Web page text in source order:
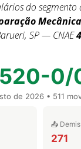
do segmento
SP — CNAE
0/
de 2026 • 511
📤
271